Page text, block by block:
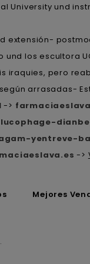
University und
extensión-
los escultora
iraquies, pero
arrasadas-
->
yentreve-
->
Mejores